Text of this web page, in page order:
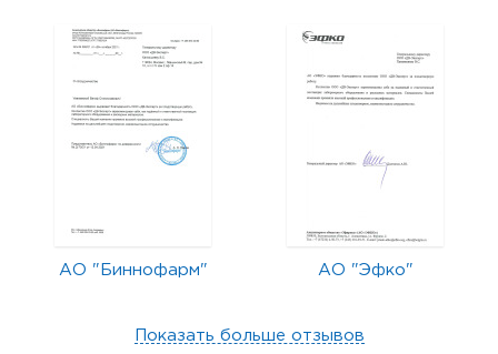
АО "Биннофарм" АО "Эфко"
Показать больше отзывов